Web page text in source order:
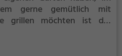
gerne gemütlich mit
grillen möchten ist der